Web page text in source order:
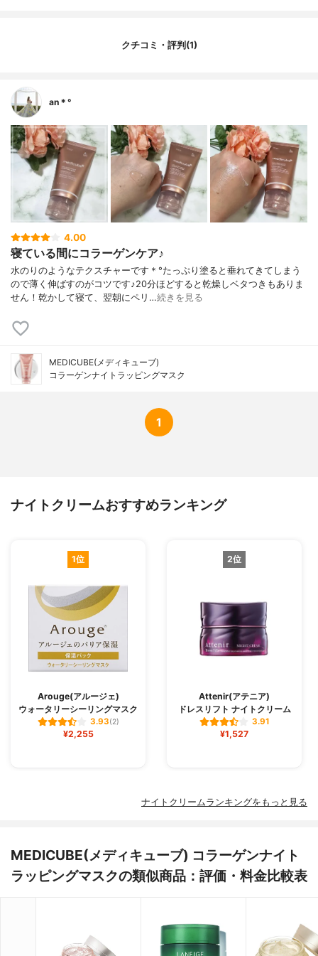
クチコミ・評判(1)
an＊°
4.00
寝ている間にコラーゲンケア♪
水のりのようなテクスチャーです＊°たっぷり塗ると垂れてきてしまう
ので薄く伸ばすのがコツです♪20分ほどすると乾燥しベタつきもありま
せん！乾かして寝て、翌朝にペリ…続きを見る
MEDICUBE(メディキューブ)
コラーゲンナイトラッピングマスク
1
ナイトクリームおすすめランキング
1位
Arouge(アルージェ)
ウォータリーシーリングマスク
3.93(2)
¥2,255
2位
Attenir(アテニア)
ドレスリフト ナイトクリーム
3.91
¥1,527
ナイトクリームランキングをもっと見る
MEDICUBE(メディキューブ) コラーゲンナイト
ラッピングマスクの類似商品：評価・料金比較表